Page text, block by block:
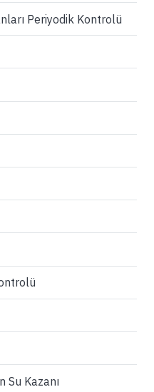
Periyodik Kontrolü
Su Kazanı